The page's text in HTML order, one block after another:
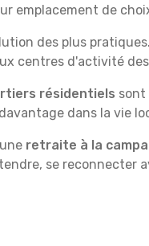
emplacement de
des plus
centres d'activité
résidentiels sont
dans la vie
retraite à la
se reconnecter